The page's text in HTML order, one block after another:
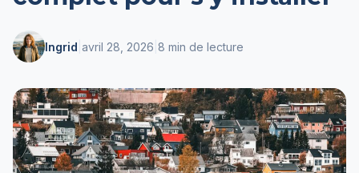
Ingrid avril 28, 2026 8 min de lecture